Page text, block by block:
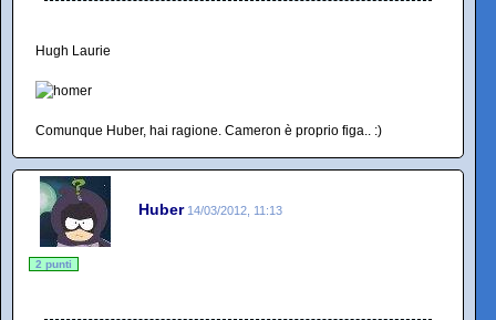
Hugh Laurie
Comunque Huber, hai ragione. Cameron è proprio figa.. :)
Huber 14/03/2012, 11:13
2 punti